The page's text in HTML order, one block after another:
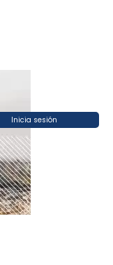
Inicia sesión